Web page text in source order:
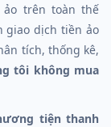
ảo trên toàn thế
giao dịch tiền ảo
tích, thống kê,
tôi không mua
tiện thanh